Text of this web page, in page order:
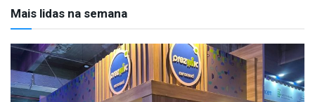
Mais lidas na semana